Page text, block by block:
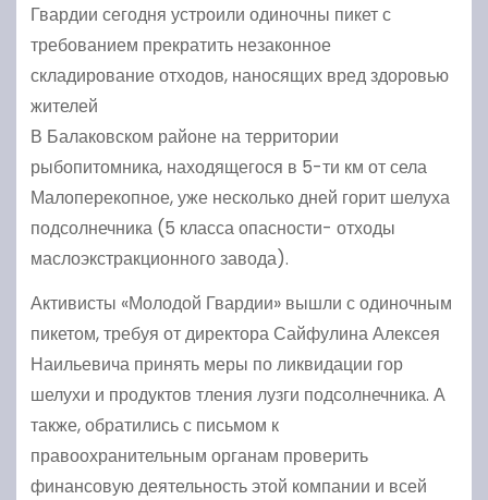
Гвардии сегодня устроили одиночны пикет с
требованием прекратить незаконное
складирование отходов, наносящих вред здоровью
жителей
В Балаковском районе на территории
рыбопитомника, находящегося в 5-ти км от села
Малоперекопное, уже несколько дней горит шелуха
подсолнечника (5 класса опасности- отходы
маслоэкстракционного завода).
Активисты «Молодой Гвардии» вышли с одиночным
пикетом, требуя от директора Сайфулина Алексея
Наильевича принять меры по ликвидации гор
шелухи и продуктов тления лузги подсолнечника. А
также, обратились с письмом к
правоохранительным органам проверить
финансовую деятельность этой компании и всей